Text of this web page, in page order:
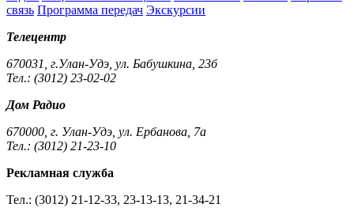
связь Программа передач Экскурсии
Телецентр
670031, г.Улан-Удэ, ул. Бабушкина, 23б
Тел.: (3012) 23-02-02
Дом Радио
670000, г. Улан-Удэ, ул. Ербанова, 7а
Тел.: (3012) 21-23-10
Рекламная служба
Тел.: (3012) 21-12-33, 23-13-13, 21-34-21